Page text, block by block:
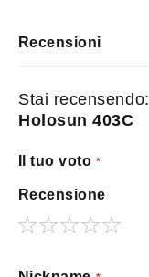
Recensioni
Stai recensendo:
Holosun 403C
Il tuo voto
Recensione
star
stars
stars
stars
stars